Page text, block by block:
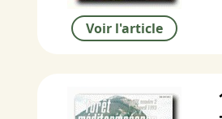
Voir l'article